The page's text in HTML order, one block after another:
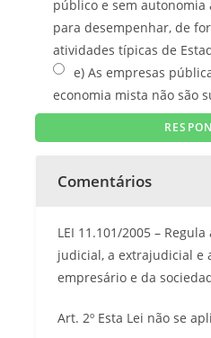
público e sem
para desempenhar, de
atividades típicas de
e) As empresas
economia mista não são
Comentários
LEI 11.101/2005 –
judicial, a extrajudicial e
empresário e da
Art. 2º Esta Lei não se